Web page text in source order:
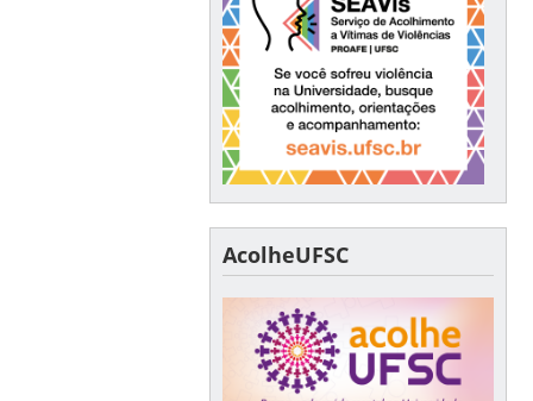
AcolheUFSC